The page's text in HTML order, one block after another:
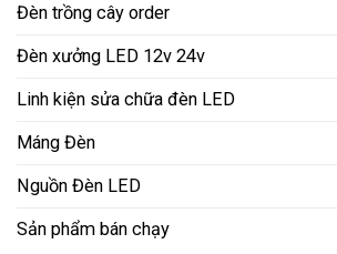
Đèn trồng cây order
Đèn xưởng LED 12v 24v
Linh kiện sửa chữa đèn LED
Máng Đèn
Nguồn Đèn LED
Sản phẩm bán chạy